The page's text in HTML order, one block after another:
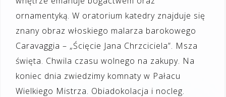
ornamentyką. W oratorium katedry znajduje się
znany obraz włoskiego malarza barokowego
Caravaggia – „Ścięcie Jana Chrzciciela”. Msza
święta. Chwila czasu wolnego na zakupy. Na
koniec dnia zwiedzimy komnaty w Pałacu
Wielkiego Mistrza. Obiadokolacja i nocleg.